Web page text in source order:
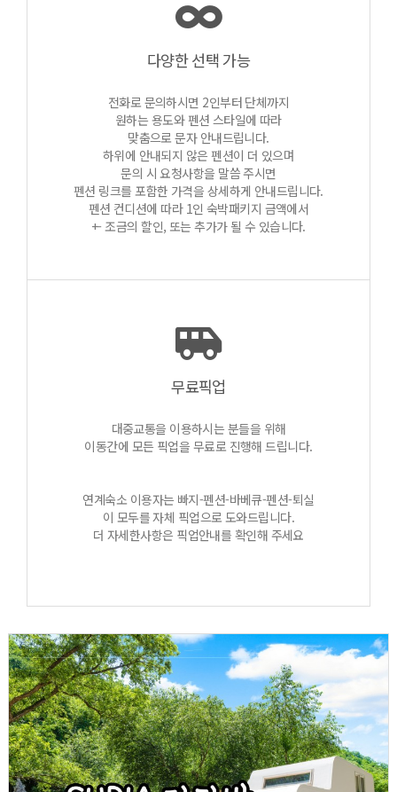
다양한 선택 가능
전화로 문의하시면 2인부터 단체까지
원하는 용도와 펜션 스타일에 따라
맞춤으로 문자 안내드립니다.
하위에 안내되지 않은 펜션이 더 있으며
문의 시 요청사항을 말씀 주시면
펜션 링크를 포함한 가격을 상세하게 안내드립니다.
펜션 컨디션에 따라 1인 숙박패키지 금액에서
+- 조금의 할인, 또는 추가가 될 수 있습니다.
무료픽업
대중교통을 이용하시는 분들을 위해
이동간에 모든 픽업을 무료로 진행해 드립니다.
연계숙소 이용자는 빠지-펜션-바베큐-펜션-퇴실
이 모두를 자체 픽업으로 도와드립니다.
더 자세한사항은 픽업안내를 확인해 주세요